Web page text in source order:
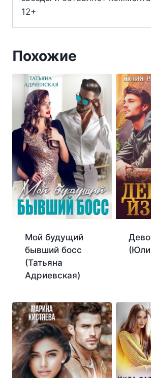
12+
Похожие
Мой будущий
бывший босс
(Татьяна
Адриевская)